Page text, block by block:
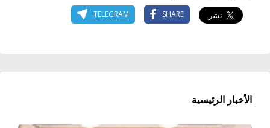
SHARE
TELEGRAM
الأخبار الرئيسية